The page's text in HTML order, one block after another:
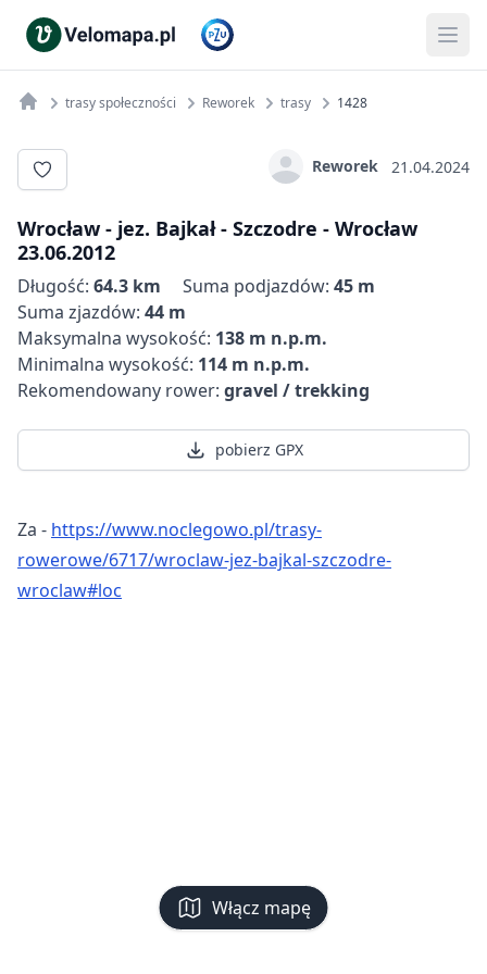
Włącz mapę
trasy społeczności Reworek trasy 1428
Reworek 21.04.2024
Wrocław - jez. Bajkał - Szczodre - Wrocław
23.06.2012
Długość: 64.3 km Suma podjazdów: 45 m
Suma zjazdów: 44 m
Maksymalna wysokość: 138 m n.p.m.
Minimalna wysokość: 114 m n.p.m.
Rekomendowany rower: gravel / trekking
pobierz GPX
Za - https://www.noclegowo.pl/trasy-
rowerowe/6717/wroclaw-jez-bajkal-szczodre-
wroclaw#loc